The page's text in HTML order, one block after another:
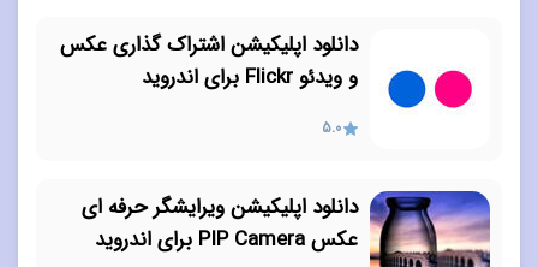
دانلود اپلیکیشن اشتراک گذاری عکس
و ویدئو Flickr برای اندروید
5.0
دانلود اپلیکیشن ویرایشگر حرفه ای
عکس PIP Camera برای اندروید